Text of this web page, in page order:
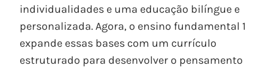
individualidades e uma educação bilíngue e
personalizada. Agora, o ensino fundamental 1
expande essas bases com um currículo
estruturado para desenvolver o pensamento